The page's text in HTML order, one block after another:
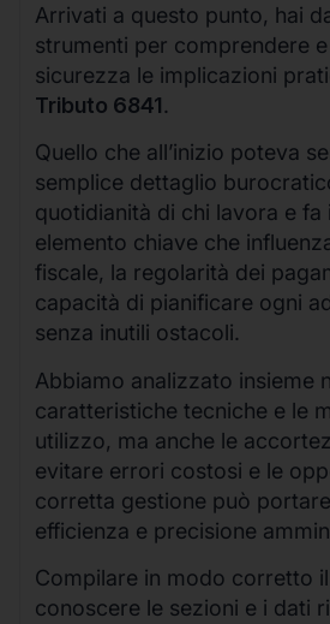
Arrivati a questo punto, hai
strumenti per comprendere
sicurezza le implicazioni
Tributo 6841.
Quello che all’inizio poteva
semplice dettaglio
quotidianità di chi lavora e fa
elemento chiave che
fiscale, la regolarità dei
capacità di pianificare ogni
senza inutili ostacoli.
Abbiamo analizzato insieme
caratteristiche tecniche e le
utilizzo, ma anche le
evitare errori costosi e le
corretta gestione può
efficienza e precisione
Compilare in modo corretto
conoscere le sezioni e i dati